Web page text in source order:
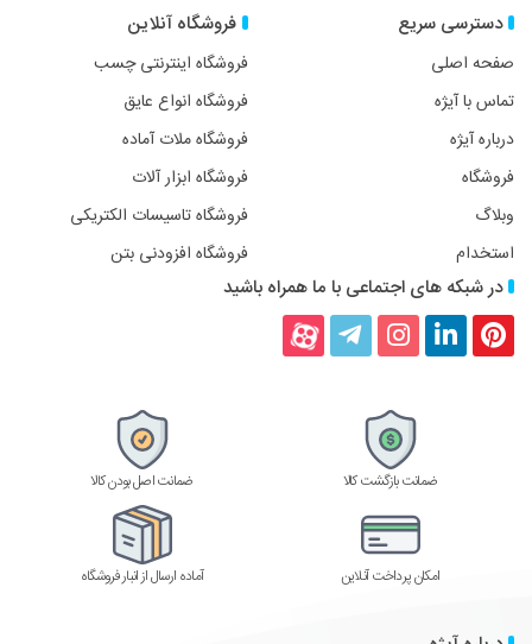
دسترسی سریع
صفحه اصلی
تماس با آیژه
درباره آیژه
فروشگاه
وبلاگ
استخدام
فروشگاه آنلاین
فروشگاه اینترنتی چسب
فروشگاه انواع عایق
فروشگاه ملات آماده
فروشگاه ابزار آلات
فروشگاه تاسیسات الکتریکی
فروشگاه افزودنی بتن
در شبکه های اجتماعی با ما همراه باشید
پینترستلینکدایناینستاگرام
تلگرام آپارات
ضمانت بازگشت کالا ضمانت اصل بودن کالا
امکان پرداخت آنلاین آماده ارسال از انبار فروشگاه